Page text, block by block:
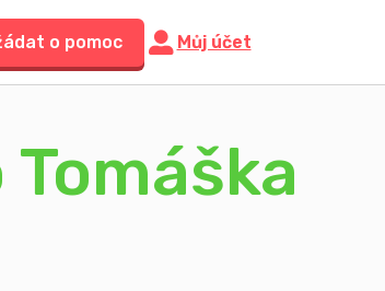
o pomoc Můj účet